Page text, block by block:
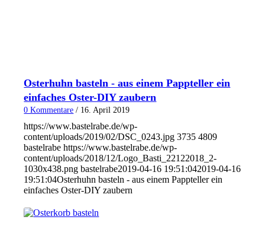
Osterhuhn basteln - aus einem Pappteller ein
einfaches Oster-DIY zaubern
0 Kommentare / 16. April 2019
https://www.bastelrabe.de/wp-
content/uploads/2019/02/DSC_0243.jpg 3735 4809
bastelrabe https://www.bastelrabe.de/wp-
content/uploads/2018/12/Logo_Basti_22122018_2-
1030x438.png bastelrabe2019-04-16 19:51:042019-04-16
19:51:04Osterhuhn basteln - aus einem Pappteller ein
einfaches Oster-DIY zaubern